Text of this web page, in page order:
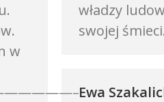
władzy
swojej
w
Ewa